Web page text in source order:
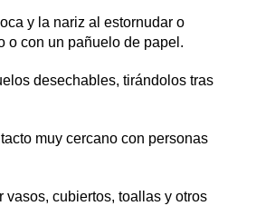
y la nariz al estornudar o
o con un pañuelo de papel.
desechables, tirándolos tras
muy cercano con personas
cubiertos, toallas y otros